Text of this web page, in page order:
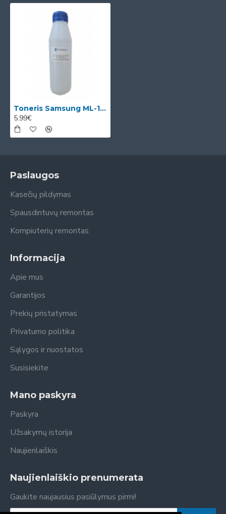
Toneris Samsung ML-1710D3
5.99€
Paslaugos
Kasečių pildymas
Spausdintuvų remontas
Kompiuterių remontas
Informacija
Apie mus
Garantijos
Prekių pristatymas
Privatumo politika
Sąlygos ir nuostatos
Susisiekite
Mano paskyra
Paskyra
Užsakymų istorija
Naujienlaiškis
Naujienlaiškio prenumerata
Gaukite naujausius pasiūlymus pirmi!